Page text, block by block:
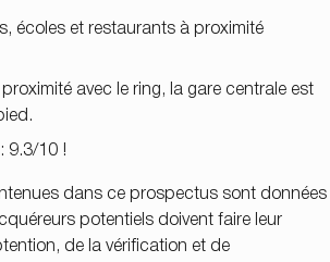
écoles et restaurants à proximité
avec le ring, la gare centrale est
9.3/10 !
dans ce prospectus sont données
potentiels doivent faire leur
de la vérification et de